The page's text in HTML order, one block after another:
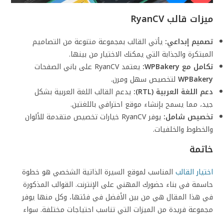
ميزات قالبRyanCV
تصميم إبداعي: يأتي القالب بمجموعة متنوعة من التصاميم
المبتكرة والجذابة التي يمكنك الاختيار من بينها.
تكامل مع WPBakery:
يعتمد RyanCV على باني الصفحات
WPBakery لتخصيص سهل ومرن.
دعم اللغة العربية (RTL):
يدعم القالب اللغة العربية بشكل
جيد، مما يسمح بإنشاء موقع احترافي باللغتين.
تخصيص شامل:
يوفر RyanCV خيارات تخصيص متقدمة للألوان
والخطوط والخلفيات.
خاتمة
اختيار القالب المناسب لموقع السيرة الذاتية الشخصي هو خطوة
حاسمة في بناء حضورك المهني على الإنترنت. القوالب المذكورة
في هذا المقال هي من بين الأفضل في فئتها، وكل منها يوفر
مجموعة فريدة من الميزات التي تناسب احتياجات مختلفة. سواء